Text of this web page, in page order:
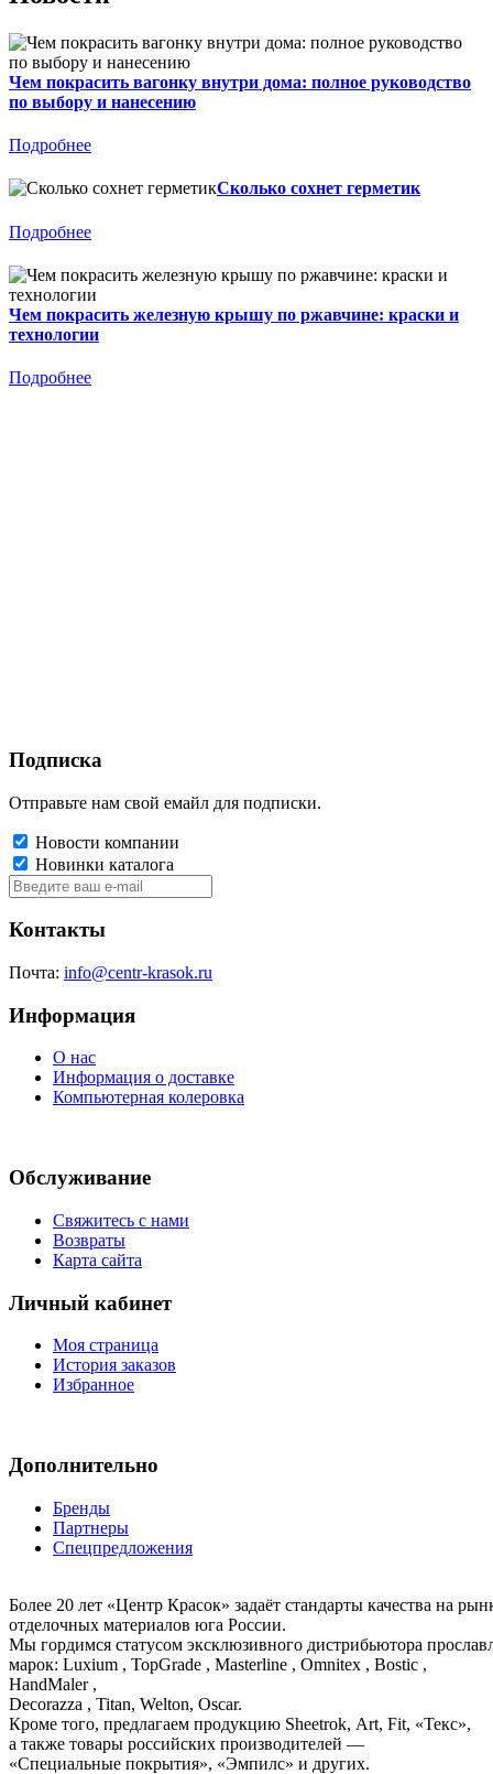
Чем покрасить вагонку внутри дома: полное руководство
по выбору и нанесению
Подробнее
Сколько сохнет герметик
Подробнее
Чем покрасить железную крышу по ржавчине: краски и
технологии
Подробнее
Подписка
Отправьте нам свой емайл для подписки.
Новости компании
Новинки каталога
Контакты
Почта: info@centr-krasok.ru
Информация
О нас
Информация о доставке
Компьютерная колеровка
Обслуживание
Свяжитесь с нами
Возвраты
Карта сайта
Личный кабинет
Моя страница
История заказов
Избранное
Дополнительно
Бренды
Партнеры
Спецпредложения
Более 20 лет «Центр Красок» задаёт стандарты качества на
отделочных материалов юга России.
Мы гордимся статусом эксклюзивного дистрибьютора
марок: Luxium , TopGrade , Masterline , Omnitex , Bostic ,
HandMaler ,
Decorazza , Titan, Welton, Oscar.
Кроме того, предлагаем продукцию Sheetrok, Art, Fit, «Текс»,
а также товары российских производителей —
«Специальные покрытия», «Эмпилс» и других.